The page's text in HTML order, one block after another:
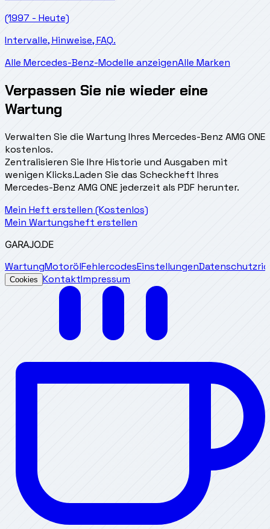
(1997 - Heute)
Intervalle, Hinweise, FAQ.
Alle Mercedes-Benz-Modelle anzeigenAlle Marken
Verpassen Sie nie wieder eine
Wartung
Verwalten Sie die Wartung Ihres Mercedes-Benz AMG ONE
kostenlos.
Zentralisieren Sie Ihre Historie und Ausgaben mit
wenigen Klicks.Laden Sie das Scheckheft Ihres
Mercedes-Benz AMG ONE jederzeit als PDF herunter.
Mein Heft erstellen (Kostenlos)
Mein Wartungsheft erstellen
GARAJO.DE
WartungMotorölFehlercodesEinstellungen
Cookies KontaktImpressum